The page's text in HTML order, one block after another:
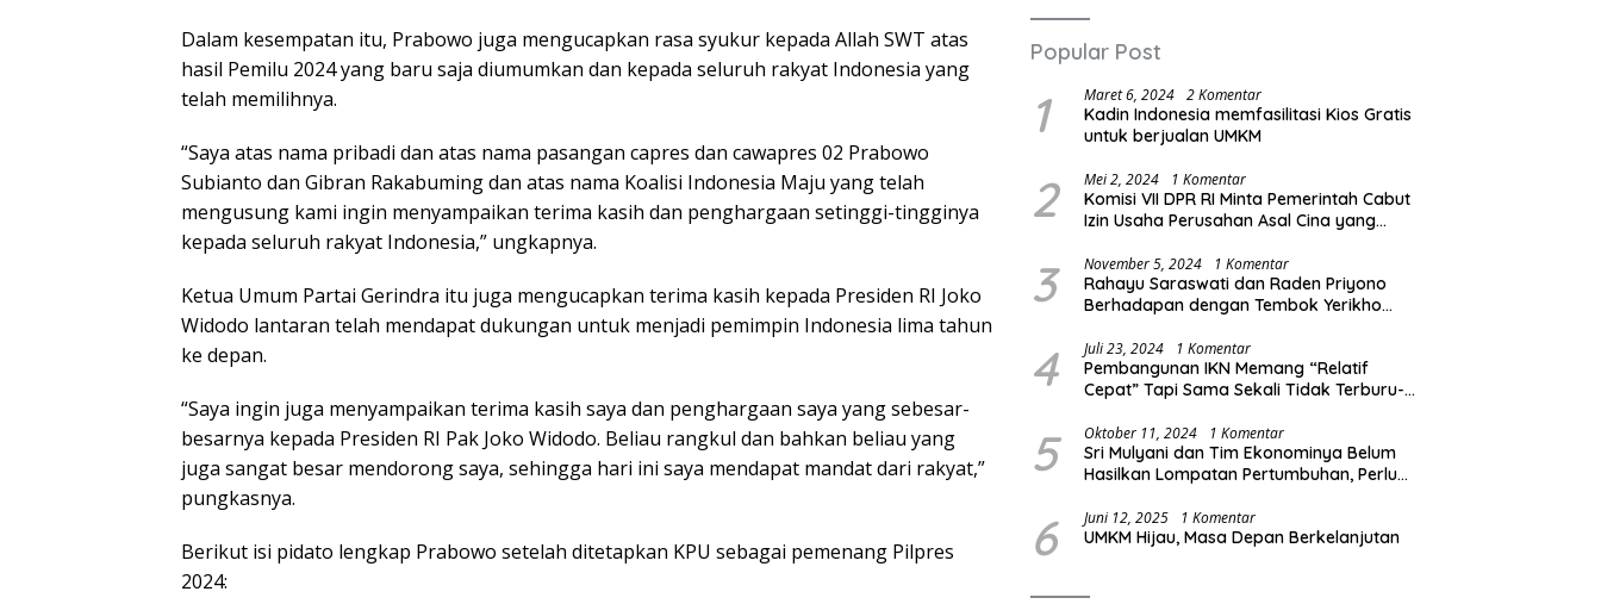
Dalam kesempatan itu, Prabowo juga mengucapkan rasa syukur kepada Allah SWT atas
hasil Pemilu 2024 yang baru saja diumumkan dan kepada seluruh rakyat Indonesia yang
telah memilihnya.
“Saya atas nama pribadi dan atas nama pasangan capres dan cawapres 02 Prabowo
Subianto dan Gibran Rakabuming dan atas nama Koalisi Indonesia Maju yang telah
mengusung kami ingin menyampaikan terima kasih dan penghargaan setinggi-tingginya
kepada seluruh rakyat Indonesia,” ungkapnya.
Ketua Umum Partai Gerindra itu juga mengucapkan terima kasih kepada Presiden RI Joko
Widodo lantaran telah mendapat dukungan untuk menjadi pemimpin Indonesia lima tahun
ke depan.
“Saya ingin juga menyampaikan terima kasih saya dan penghargaan saya yang sebesar-
besarnya kepada Presiden RI Pak Joko Widodo. Beliau rangkul dan bahkan beliau yang
juga sangat besar mendorong saya, sehingga hari ini saya mendapat mandat dari rakyat,”
pungkasnya.
Berikut isi pidato lengkap Prabowo setelah ditetapkan KPU sebagai pemenang Pilpres
2024:
Popular Post
1 Maret 6, 2024 2 Komentar
Kadin Indonesia memfasilitasi Kios Gratis
untuk berjualan UMKM
2 Mei 2, 2024 1 Komentar
Komisi VII DPR RI Minta Pemerintah Cabut
Izin Usaha Perusahan Asal Cina yang
3 November 5, 2024 1 Komentar
Rahayu Saraswati dan Raden Priyono
Berhadapan dengan Tembok Yerikho
4 Juli 23, 2024 1 Komentar
Pembangunan IKN Memang “Relatif
Cepat” Tapi Sama Sekali Tidak Terburu-
5 Oktober 11, 2024 1 Komentar
Sri Mulyani dan Tim Ekonominya Belum
Hasilkan Lompatan Pertumbuhan, Perlu
Box
6 Juni 12, 2025 1 Komentar
UMKM Hijau, Masa Depan Berkelanjutan